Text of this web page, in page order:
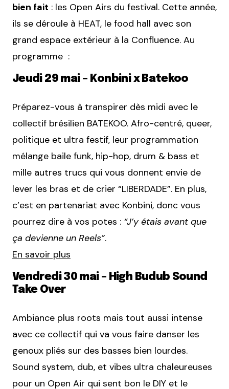
bien fait : les Open Airs du festival. Cette année,
ils se déroule à HEAT, le food hall avec son
grand espace extérieur à la Confluence. Au
programme :
Jeudi 29 mai – Konbini x Batekoo
Préparez-vous à transpirer dès midi avec le
collectif brésilien BATEKOO. Afro-centré, queer,
politique et ultra festif, leur programmation
mélange baile funk, hip-hop, drum & bass et
mille autres trucs qui vous donnent envie de
lever les bras et de crier “LIBERDADE”. En plus,
c’est en partenariat avec Konbini, donc vous
pourrez dire à vos potes : “J’y étais avant que
ça devienne un Reels”.
En savoir plus
Vendredi 30 mai – High Budub Sound
Take Over
Ambiance plus roots mais tout aussi intense
avec ce collectif qui va vous faire danser les
genoux pliés sur des basses bien lourdes.
Sound system, dub, et vibes ultra chaleureuses
pour un Open Air qui sent bon le DIY et le